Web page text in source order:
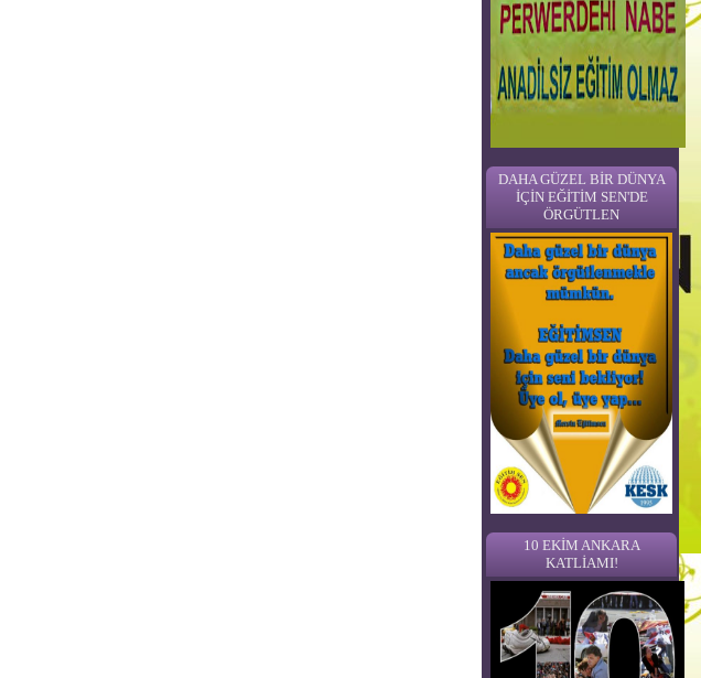
DAHA GÜZEL BİR DÜNYA
İÇİN EĞİTİM SEN'DE
ÖRGÜTLEN
10 EKİM ANKARA
KATLİAMI!